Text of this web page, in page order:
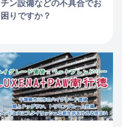
チン設備などの不具合でお
困りですか？